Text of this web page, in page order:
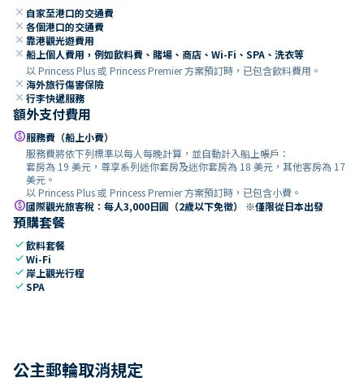
close 自家至港口的交通費
close 各個港口的交通費
close 靠港觀光遊費用
close 船上個人費用，例如飲料費、賭場、商店、Wi-Fi、SPA、洗衣等
以 Princess Plus 或 Princess Premier 方案預訂時，已包含飲料費用。
close 海外旅行傷害保險
close 行李快遞服務
額外支付費用
paid服務費（船上小費）
服務費將依下列標準以每人每晚計算，並自動計入船上帳戶：
套房為 19 美元，尊享系列迷你套房及迷你套房為 18 美元，其他客房為 17
美元。
以 Princess Plus 或 Princess Premier 方案預訂時，已包含小費。
paid國際觀光旅客稅：每人3,000日圓（2歲以下免徵） ※僅限從日本出發
預購套餐
check飲料套餐
checkWi-Fi
check 岸上觀光行程
checkSPA
公主郵輪取消規定